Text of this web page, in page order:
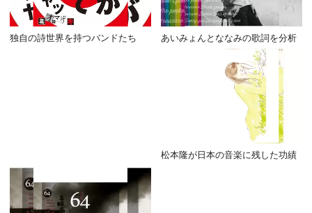
独自の詩世界を持つバンドたち あいみょんとななみの歌詞を分析
松本隆が日本の音楽に残した功績